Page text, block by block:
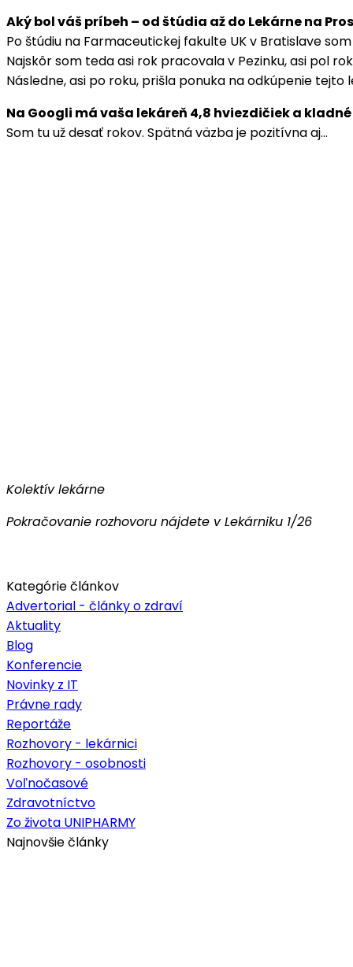
Aký bol váš príbeh – od štúdia až do Lekárne na
Po štúdiu na Farmaceutickej fakulte UK v Bratislave
Najskôr som teda asi rok pracovala v Pezinku, asi pol
Následne, asi po roku, prišla ponuka na odkúpenie
Na Googli má vaša lekáreň 4,8 hviezdičiek a
Som tu už desať rokov. Spätná väzba je pozitívna aj…
Kolektív lekárne
Pokračovanie rozhovoru nájdete v Lekárniku 1/26
Kategórie článkov
Advertorial - články o zdraví
Aktuality
Blog
Konferencie
Novinky z IT
Právne rady
Reportáže
Rozhovory - lekárnici
Rozhovory - osobnosti
Voľnočasové
Zdravotníctvo
Zo života UNIPHARMY
Najnovšie články